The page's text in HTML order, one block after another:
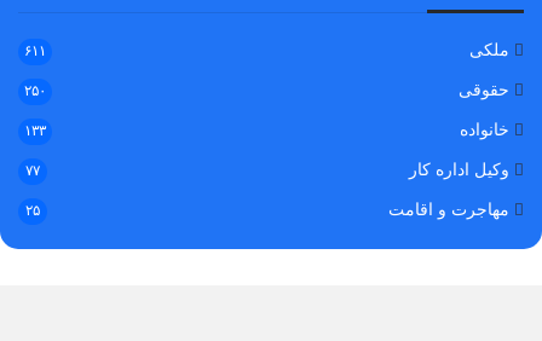
ملکی ۶۱۱
حقوقی ۲۵۰
خانواده ۱۳۳
وکیل اداره کار ۷۷
مهاجرت و اقامت ۲۵